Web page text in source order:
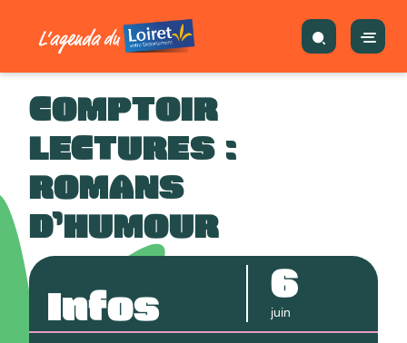
COMPTOIR
LECTURES :
ROMANS
D’HUMOUR
Infos 6
juin